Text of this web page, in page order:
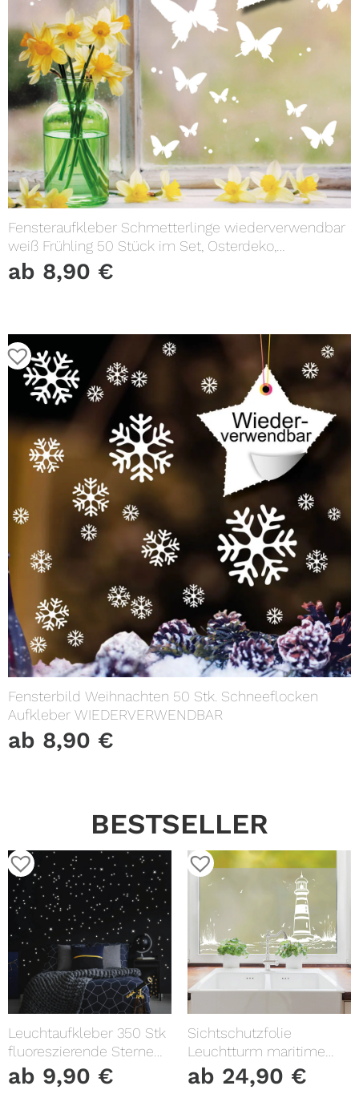
Fensteraufkleber Schmetterlinge wiederverwendbar
weiß Frühling 50 Stück im Set, Osterdeko,
Frühlingsdeko
ab 8,90 €
Fensterbild Weihnachten 50 Stk. Schneeflocken
Aufkleber WIEDERVERWENDBAR
ab 8,90 €
BESTSELLER
Leuchtaufkleber 350 Stk
fluoreszierende Sterne
und Punkte leuchten im
Dunklen Kinderzimmer
ab 9,90 €
Sichtschutzfolie
Leuchtturm maritime
Fensterfolie Fensterdeko
Milchglasfolie
ab 24,90 €